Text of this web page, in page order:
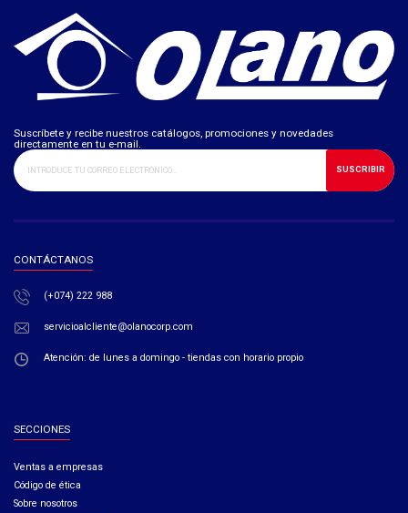
Suscríbete y recibe nuestros catálogos, promociones y novedades
directamente en tu e-mail.
SUSCRIBIR
CONTÁCTANOS
(+074) 222 988
servicioalcliente@olanocorp.com
Atención: de lunes a domingo - tiendas con horario propio
SECCIONES
Ventas a empresas​
Código de ética​
Sobre nosotros